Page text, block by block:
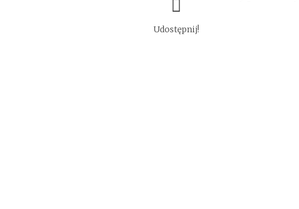
Udostępnij!